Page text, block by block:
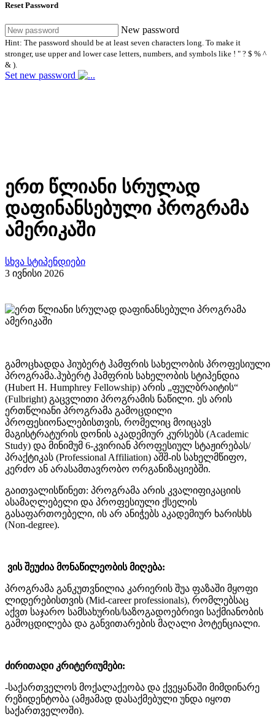
Reset Password
New password
Hint: The password should be at least seven characters long. To make it
stronger, use upper and lower case letters, numbers, and symbols like ! " ? $ % ^
& ).
Set new password
ერთ წლიანი სრულად
დაფინანსებული პროგრამა
ამერიკაში
სხვა სტიპენდიები
3 ივნისი 2026
გამოცხადდა ჰიუბერტ ჰამფრის სახელობის პროფესიული
პროგრამა.ჰუბერტ ჰამფრის სახელობის სტიპენდია
(Hubert H. Humphrey Fellowship) არის „ფულბრაიტის“
(Fulbright) გაცვლითი პროგრამის ნაწილი. ეს არის
ერთწლიანი პროგრამა გამოცდილი
პროფესიონალებისთვის, რომელიც მოიცავს
მაგისტრატურის დონის აკადემიურ კურსებს (Academic
Study) და მინიმუმ 6-კვირიან პროფესიულ სტაჟირებას/
პრაქტიკას (Professional Affiliation) აშშ-ის სახელმწიფო,
კერძო ან არასამთავრობო ორგანიზაციებში.
გაითვალისწინეთ: პროგრამა არის კვალიფიკაციის
ასამაღლებელი და პროფესიული ქსელის
გასაფართოებელი, ის არ ანიჭებს აკადემიურ ხარისხს
(Non-degree).
ვის შეუძია მონაწილეობის მიღება:
პროგრამა განკუთვნილია კარიერის შუა ფაზაში მყოფი
ლიდერებისთვის (Mid-career professionals), რომლებსაც
აქვთ საჯარო სამსახურის/საზოგადოებრივი საქმიანობის
გამოცდილება და განვითარების მაღალი პოტენციალი.
ძირითადი კრიტერიუმები:
-საქართველოს მოქალაქეობა და ქვეყანაში მიმდინარე
რეზიდენტობა (ამჟამად დასაქმებული უნდა იყოთ
საქართველოში).